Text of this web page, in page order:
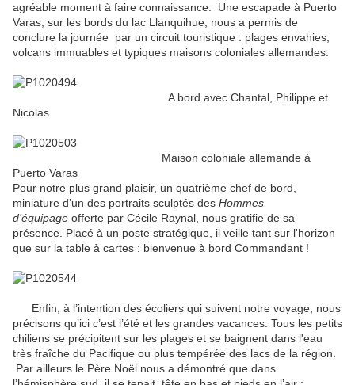
agréable moment à faire connaissance. Une escapade à Puerto
Varas, sur les bords du lac Llanquihue, nous a permis de
conclure la journée par un circuit touristique : plages envahies,
volcans immuables et typiques maisons coloniales allemandes.
A bord avec Chantal, Philippe et
Nicolas
Maison coloniale allemande à
Puerto Varas
Pour notre plus grand plaisir, un quatrième chef de bord,
miniature d’un des portraits sculptés des Hommes
d’équipage offerte par Cécile Raynal, nous gratifie de sa
présence. Placé à un poste stratégique, il veille tant sur l'horizon
que sur la table à cartes : bienvenue à bord Commandant !
Enfin, à l’intention des écoliers qui suivent notre voyage, nous
précisons qu’ici c’est l’été et les grandes vacances. Tous les petits
chiliens se précipitent sur les plages et se baignent dans l'eau
très fraîche du Pacifique ou plus tempérée des lacs de la région.
Par ailleurs le Père Noël nous a démontré que dans